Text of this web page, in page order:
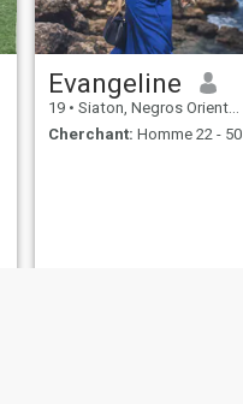
Evangeline
19 • Siaton, Negros Oriental, Philippines
Cherchant: Homme 22 - 50